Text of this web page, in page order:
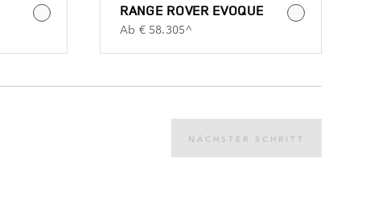
RANGE ROVER EVOQUE
Ab € 58.305^
NÄCHSTER SCHRITT